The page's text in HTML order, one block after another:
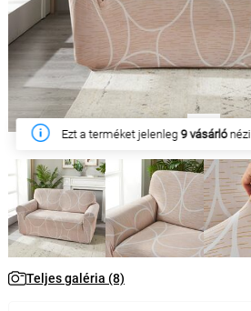
Ezen a héten11 ügyfélvásárolta meg
Teljes galéria (8)